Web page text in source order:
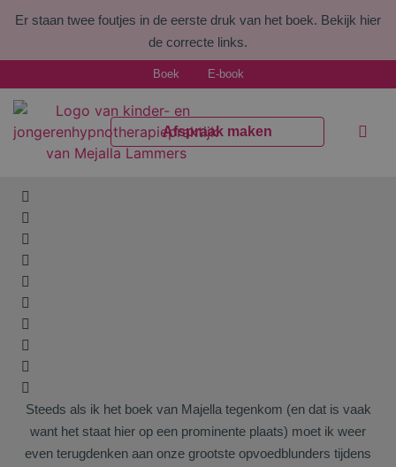
Er staan twee foutjes in de eerste druk van het boek. Bekijk hier
de correcte links.
Boek E-book
Afspraak maken
Steeds als ik het boek van Majella tegenkom (en dat is vaak
want het staat hier op een prominente plaats) moet ik weer
even terugdenken aan onze grootste opvoedblunders tijdens